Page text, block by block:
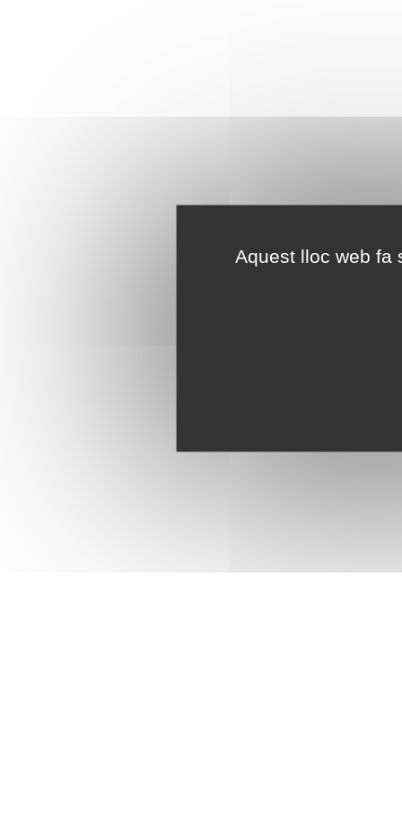
Aquest lloc web fa